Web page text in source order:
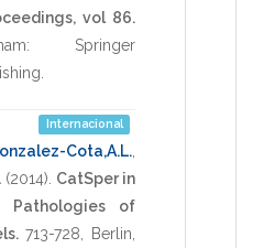
vol 86.
Springer
Internacional
Cota,A.L.
(2014) CatSper in
Pathologies of
713-728
Berlin,